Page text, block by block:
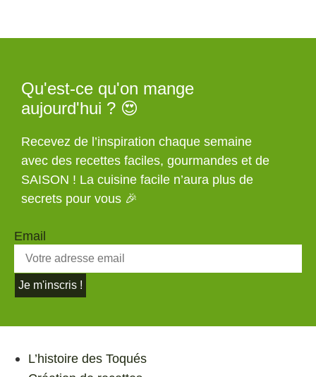
Qu'est-ce qu'on mange
aujourd'hui ? 😍
Recevez de l’inspiration chaque semaine
avec des recettes faciles, gourmandes et de
SAISON ! La cuisine facile n’aura plus de
secrets pour vous 🎉
Email
Je m'inscris !
L’histoire des Toqués